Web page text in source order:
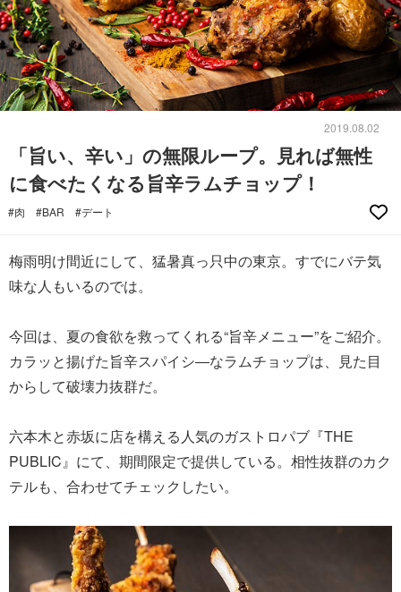
2019.08.02
「旨い、辛い」の無限ループ。見れば無性
に食べたくなる旨辛ラムチョップ！
#肉 #BAR #デート
梅雨明け間近にして、猛暑真っ只中の東京。すでにバテ気
味な人もいるのでは。
今回は、夏の食欲を救ってくれる“旨辛メニュー”をご紹介。
カラッと揚げた旨辛スパイシ―なラムチョップは、見た目
からして破壊力抜群だ。
六本木と赤坂に店を構える人気のガストロパブ『THE
PUBLIC』にて、期間限定で提供している。相性抜群のカク
テルも、合わせてチェックしたい。